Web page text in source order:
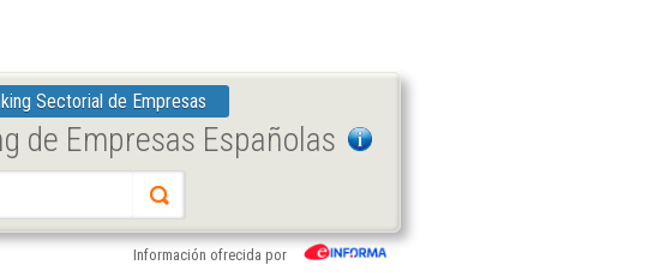
Sectorial de Empresas
de Empresas Españolas
Información ofrecida por